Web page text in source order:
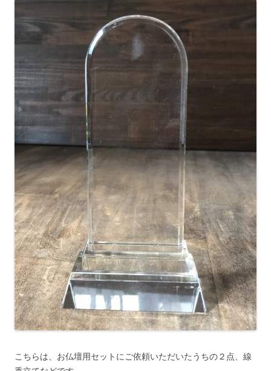
こちらは、お仏壇用セットにご依頼いただいたうちの２点、線